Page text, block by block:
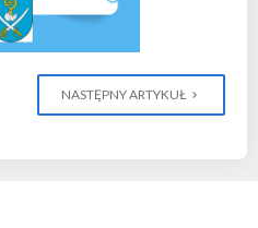
NASTĘPNY ARTYKUŁ